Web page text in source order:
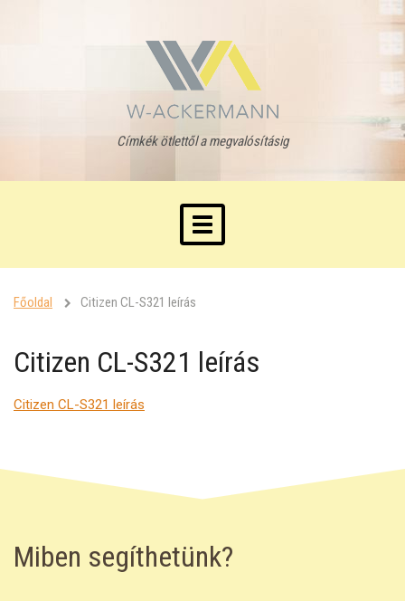
Címkék ötlettől a megvalósításig
Toggle
navigation
Főoldal Citizen CL-S321 leírás
Citizen CL-S321 leírás
Citizen CL-S321 leírás
Miben segíthetünk?